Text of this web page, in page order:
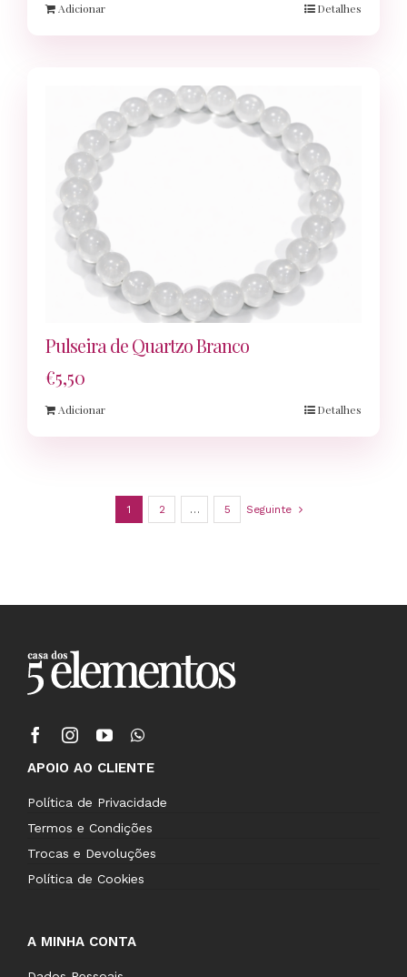
Adicionar Detalhes
Pulseira de Quartzo Branco
€5,50
Adicionar Detalhes
1 2 … 5 Seguinte
APOIO AO CLIENTE
Política de Privacidade
Termos e Condições
Trocas e Devoluções
Política de Cookies
A MINHA CONTA